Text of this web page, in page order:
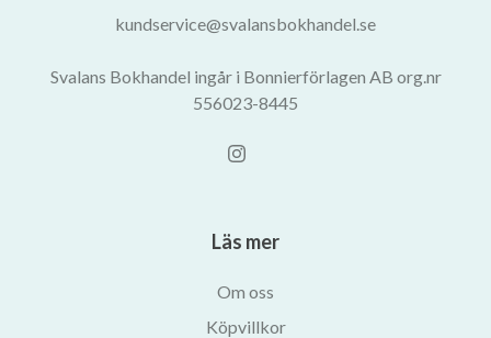
kundservice@svalansbokhandel.se
Svalans Bokhandel ingår i Bonnierförlagen AB org.nr
556023-8445
Läs mer
Om oss
Köpvillkor